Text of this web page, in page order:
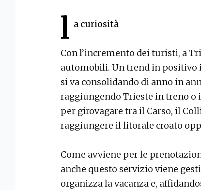
l a curiosità
Con l’incremento dei turisti, a
automobili. Un trend in positivo
si va consolidando di anno in
raggiungendo Trieste in treno o
per girovagare tra il Carso, il
raggiungere il litorale croato
Come avviene per le
anche questo servizio viene
organizza la vacanza e,